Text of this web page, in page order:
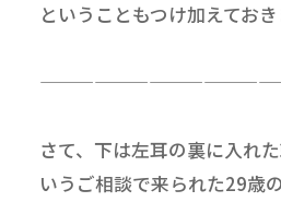
ということもつけ加えておき
さて、下は左耳の裏に入れ
いうご相談で来られた29歳の